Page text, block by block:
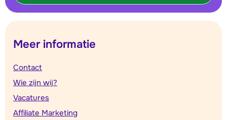
Meer informatie
Contact
Wie zijn wij?
Vacatures
Affiliate Marketing